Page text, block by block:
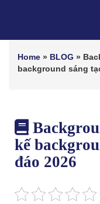
Home » BLOG »
background sáng
kế
đáo 2026